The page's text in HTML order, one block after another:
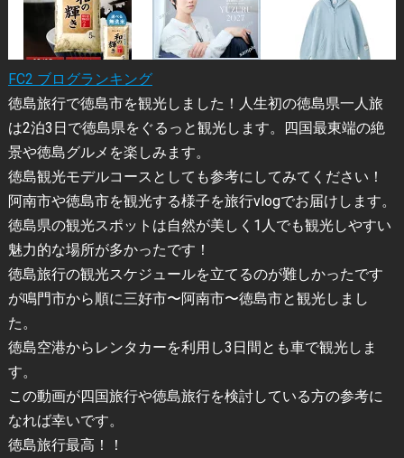
FC2 ブログランキング
徳島旅行で徳島市を観光しました！人生初の徳島県一人旅
は2泊3日で徳島県をぐるっと観光します。四国最東端の絶
景や徳島グルメを楽しみます。
徳島観光モデルコースとしても参考にしてみてください！
阿南市や徳島市を観光する様子を旅行vlogでお届けします。
徳島県の観光スポットは自然が美しく1人でも観光しやすい
魅力的な場所が多かったです！
徳島旅行の観光スケジュールを立てるのが難しかったです
が鳴門市から順に三好市〜阿南市〜徳島市と観光しまし
た。
徳島空港からレンタカーを利用し3日間とも車で観光しま
す。
この動画が四国旅行や徳島旅行を検討している方の参考に
なれば幸いです。
徳島旅行最高！！